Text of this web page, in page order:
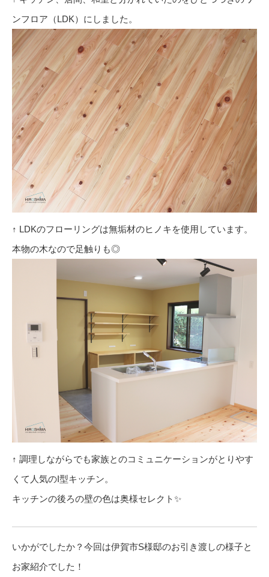
ンフロア（LDK）にしました。
↑ LDKのフローリングは無垢材のヒノキを使用しています。
本物の木なので足触りも◎
↑ 調理しながらでも家族とのコミュニケーションがとりやす
くて人気のI型キッチン。
キッチンの後ろの壁の色は奥様セレクト✨
いかがでしたか？今回は伊賀市S様邸のお引き渡しの様子と
お家紹介でした！